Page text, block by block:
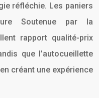
réfléchie. Les paniers
Soutenue par la
rapport qualité-prix
que l’autocueillette
créant une expérience